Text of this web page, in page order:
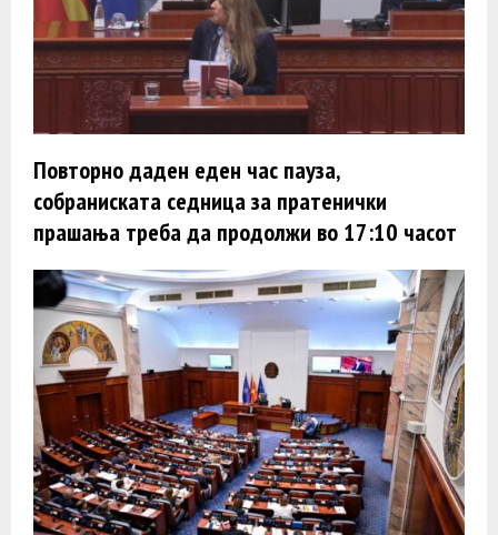
Повторно даден еден час пауза,
собраниската седница за пратенички
прашања треба да продолжи во 17:10 часот